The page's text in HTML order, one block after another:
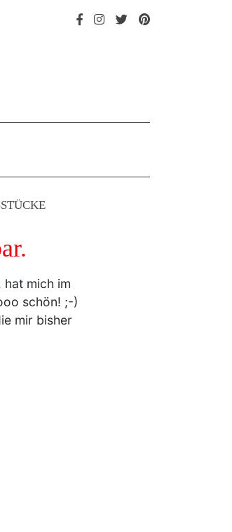
hat mich im
schön! ;-)
mir bisher